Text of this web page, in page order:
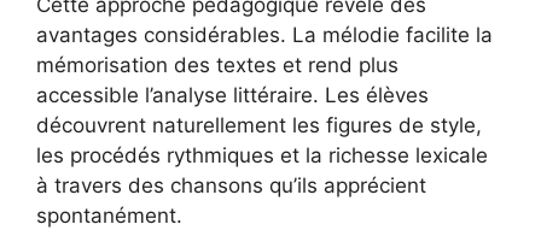
avantages considérables. La mélodie facilite la
mémorisation des textes et rend plus
accessible l’analyse littéraire. Les élèves
découvrent naturellement les figures de style,
les procédés rythmiques et la richesse lexicale
à travers des chansons qu’ils apprécient
spontanément.